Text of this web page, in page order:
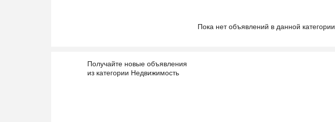
Пока нет объявлений в данной категории
Получайте новые объявления
из категории Недвижимость